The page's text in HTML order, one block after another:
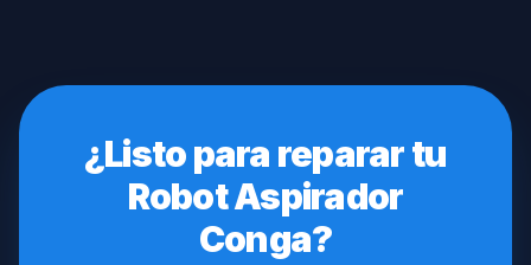
¿Listo para reparar tu
Robot Aspirador
Conga?